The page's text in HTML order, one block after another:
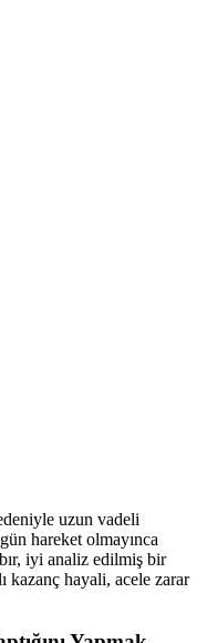
uzun vadeli
hareket olmayınca
iyi analiz edilmiş bir
kazanç hayali, acele zarar